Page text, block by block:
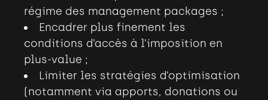
régime des management packages ;
Encadrer plus finement les
conditions d’accès à l’imposition en
plus-value ;
Limiter les stratégies d’optimisation
(notamment via apports, donations ou